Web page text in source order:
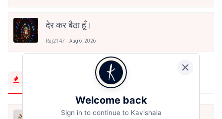
देर कर बैठा हूँ।
Raj2147 Aug 6, 2026
मैं शून्य पे सवार हूँ
Welcome back
Sign in to continue to Kavishala